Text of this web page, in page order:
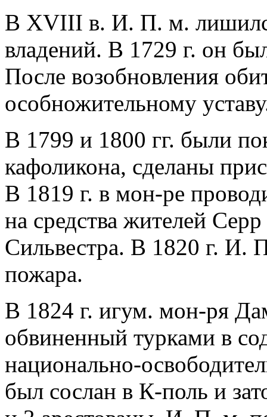
B XVIII в. И. П. м.
владений. В 1729 г. он
После возобновления
особножительному
В 1799 и 1800 гг. были
кафоликона, сделаны
В 1819 г. в мон-ре
на средства жителей
Сильвестра. В 1820 г. И.
пожара.
В 1824 г. игум. мон-ря
обвиненный турками в
национально-
был сослан в К-поль и